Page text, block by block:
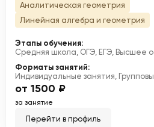
Аналитическая геометрия
Линейная алгебра и геометрия
Этапы обучения:
Средняя школа, ОГЭ, ЕГЭ, Высшее
Форматы занятий:
Индивидуальные занятия,
от 1500 ₽
за занятие
Перейти в профиль